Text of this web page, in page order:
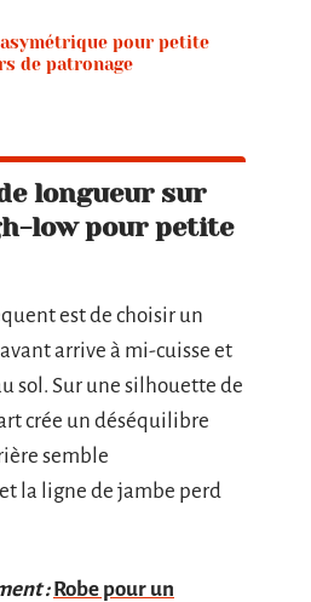
asymétrique pour petite
de patronage
longueur sur
low pour petite
est de choisir un
arrive à mi-cuisse et
sol. Sur une silhouette de
crée un déséquilibre
semble
la ligne de jambe perd
: Robe pour un